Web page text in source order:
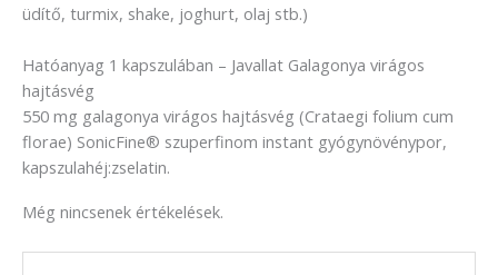
üdítő, turmix, shake, joghurt, olaj stb.)
Hatóanyag 1 kapszulában – Javallat Galagonya virágos
hajtásvég
550 mg galagonya virágos hajtásvég (Crataegi folium cum
florae) SonicFine® szuperfinom instant gyógynövénypor,
kapszulahéj:zselatin.
Még nincsenek értékelések.